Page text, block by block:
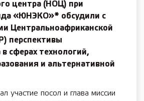
центра (НОЦ) при
«ЮНЭКО»* обсудили с
Центральноафриканской
перспективы
в сферах технологий,
и альтернативной
участие посол и глава миссии